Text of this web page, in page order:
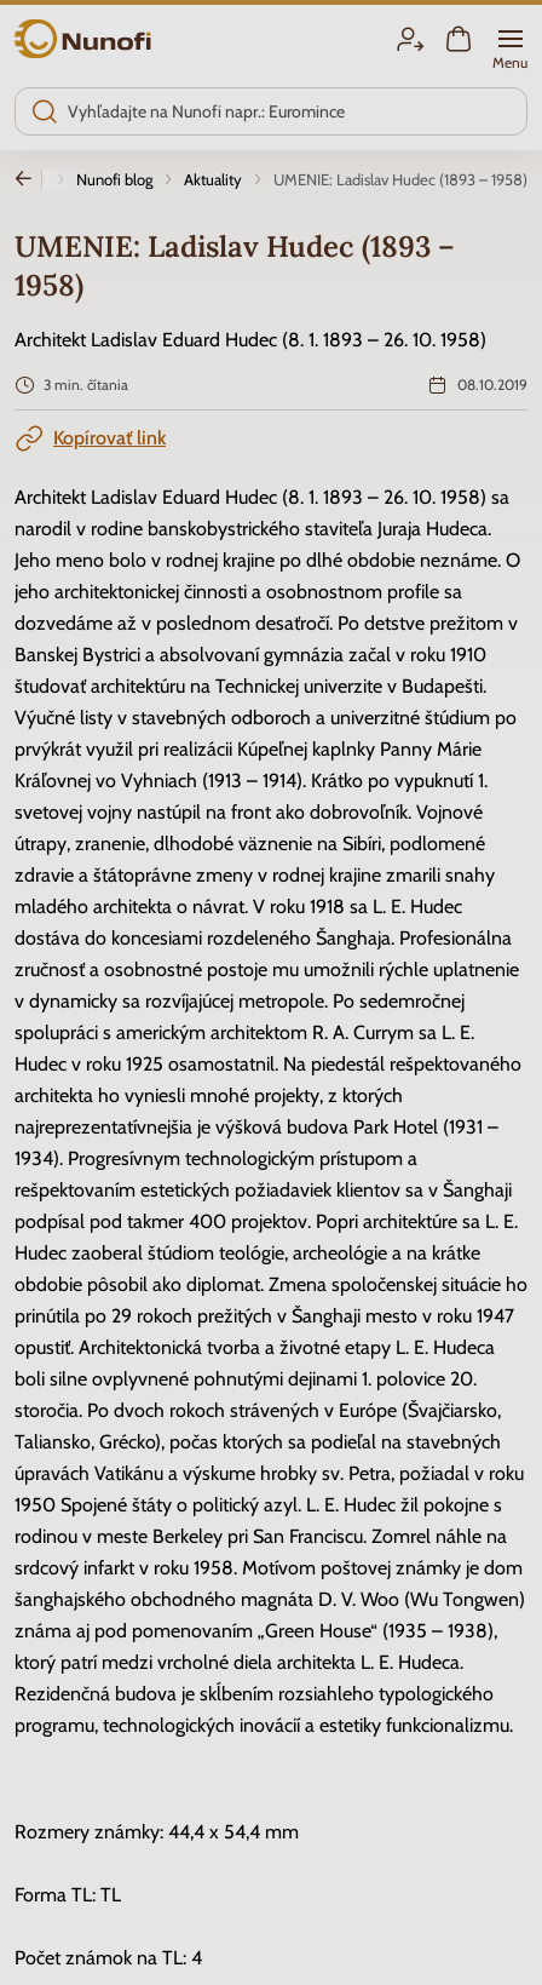
Nunofi.sk
Menu
Úvod Nunofi blog Aktuality UMENIE: Ladislav Hudec (1893 – 1958)
UMENIE: Ladislav Hudec (1893 –
1958)
Architekt Ladislav Eduard Hudec (8. 1. 1893 – 26. 10. 1958)
3 min. čítania 08.10.2019
Kopírovať link
Architekt Ladislav Eduard Hudec (8. 1. 1893 – 26. 10. 1958) sa
narodil v rodine banskobystrického staviteľa Juraja Hudeca.
Jeho meno bolo v rodnej krajine po dlhé obdobie neznáme. O
jeho architektonickej činnosti a osobnostnom profile sa
dozvedáme až v poslednom desaťročí. Po detstve prežitom v
Banskej Bystrici a absolvovaní gymnázia začal v roku 1910
študovať architektúru na Technickej univerzite v Budapešti.
Výučné listy v stavebných odboroch a univerzitné štúdium po
prvýkrát využil pri realizácii Kúpeľnej kaplnky Panny Márie
Kráľovnej vo Vyhniach (1913 – 1914). Krátko po vypuknutí 1.
svetovej vojny nastúpil na front ako dobrovoľník. Vojnové
útrapy, zranenie, dlhodobé väznenie na Sibíri, podlomené
zdravie a štátoprávne zmeny v rodnej krajine zmarili snahy
mladého architekta o návrat. V roku 1918 sa L. E. Hudec
dostáva do koncesiami rozdeleného Šanghaja. Profesionálna
zručnosť a osobnostné postoje mu umožnili rýchle uplatnenie
v dynamicky sa rozvíjajúcej metropole. Po sedemročnej
spolupráci s americkým architektom R. A. Currym sa L. E.
Hudec v roku 1925 osamostatnil. Na piedestál rešpektovaného
architekta ho vyniesli mnohé projekty, z ktorých
najreprezentatívnejšia je výšková budova Park Hotel (1931 –
1934). Progresívnym technologickým prístupom a
rešpektovaním estetických požiadaviek klientov sa v Šanghaji
podpísal pod takmer 400 projektov. Popri architektúre sa L. E.
Hudec zaoberal štúdiom teológie, archeológie a na krátke
obdobie pôsobil ako diplomat. Zmena spoločenskej situácie ho
prinútila po 29 rokoch prežitých v Šanghaji mesto v roku 1947
opustiť. Architektonická tvorba a životné etapy L. E. Hudeca
boli silne ovplyvnené pohnutými dejinami 1. polovice 20.
storočia. Po dvoch rokoch strávených v Európe (Švajčiarsko,
Taliansko, Grécko), počas ktorých sa podieľal na stavebných
úpravách Vatikánu a výskume hrobky sv. Petra, požiadal v roku
1950 Spojené štáty o politický azyl. L. E. Hudec žil pokojne s
rodinou v meste Berkeley pri San Franciscu. Zomrel náhle na
srdcový infarkt v roku 1958. Motívom poštovej známky je dom
šanghajského obchodného magnáta D. V. Woo (Wu Tongwen)
známa aj pod pomenovaním „Green House“ (1935 – 1938),
ktorý patrí medzi vrcholné diela architekta L. E. Hudeca.
Rezidenčná budova je skĺbením rozsiahleho typologického
programu, technologických inovácií a estetiky funkcionalizmu.
Rozmery známky: 44,4 x 54,4 mm
Forma TL: TL
Počet známok na TL: 4